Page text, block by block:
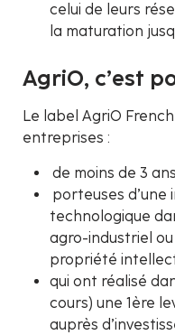
celui de leurs
la maturation
AgriO, c’est
Le label AgriO
entreprises :
de moins de 3 ans
porteuses
technologique
agro-industriel
propriété
qui ont réalisé
cours) une 1ère
auprès